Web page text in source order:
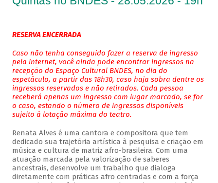
RESERVA ENCERRADA
Caso não tenha conseguido fazer a reserva de ingresso
pela internet, você ainda pode encontrar ingressos na
recepção do Espaço Cultural BNDES, no dia do
espetáculo, a partir das 18h30, caso haja sobra dentre os
ingressos reservados e não retirados. Cada pessoa
receberá apenas um ingresso com lugar marcado, se for
o caso, estando o número de ingressos disponíveis
sujeito à lotação máxima do teatro.
Renata Alves é uma cantora e compositora que tem
dedicado sua trajetória artística à pesquisa e criação em
música e cultura de matriz afro-brasileira. Com uma
atuação marcada pela valorização de saberes
ancestrais, desenvolve um trabalho que dialoga
diretamente com práticas afro centradas e com a força